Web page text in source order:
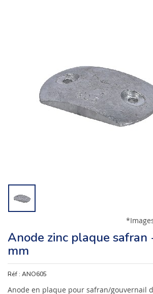
Anode zinc plaque safran
mm
Réf : ANO605
Anode en plaque pour safran/gouvernail